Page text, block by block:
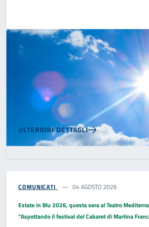
ULTERIORI DETTAGLI
COMUNICATI
04 AGOSTO 2026
Estate in Blu 2026, questa sera al Teatro
“Aspettando il festival del Cabaret di Martina